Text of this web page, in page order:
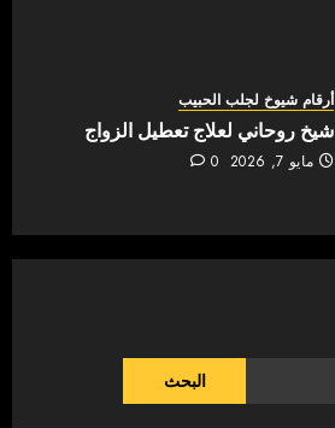
أرقام شيوخ لجلب الحبيب
شيخ روحاني لعلاج تعطيل الزواج
مايو 7, 2026 0
البحث